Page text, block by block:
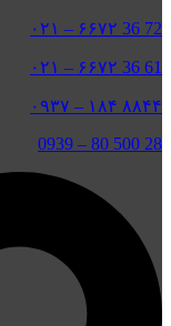
72 36 ۶۶۷۲ – ۰۲۱
61 36 ۶۶۷۲ – ۰۲۱
۸۸۴۴ ۱۸۴ – ۰۹۳۷
28 500 80
–